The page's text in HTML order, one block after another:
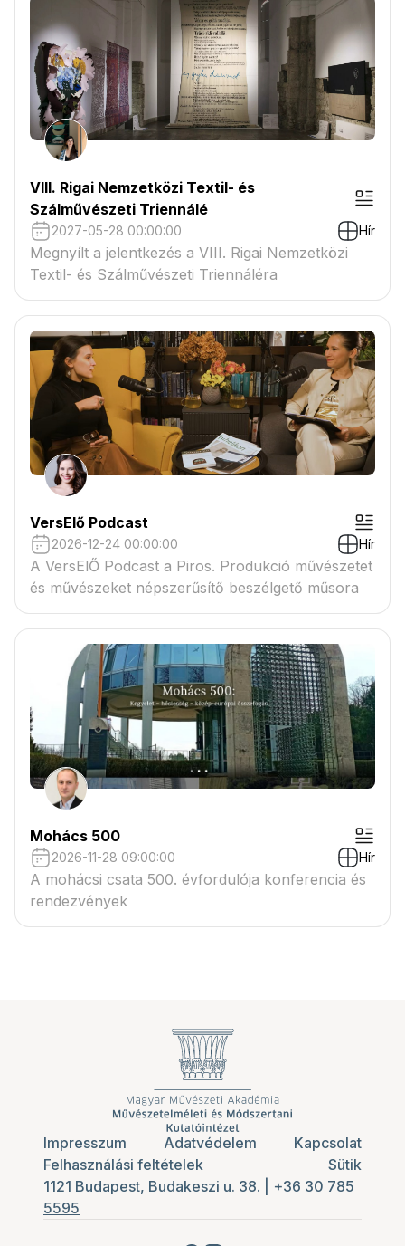
VIII. Rigai Nemzetközi Textil- és
Szálművészeti Triennálé
2027-05-28 00:00:00 Hír
Megnyílt a jelentkezés a VIII. Rigai Nemzetközi
Textil- és Szálművészeti Triennáléra
VersElő Podcast
2026-12-24 00:00:00 Hír
A VersElŐ Podcast a Piros. Produkció művészetet
és művészeket népszerűsítő beszélgető műsora
Mohács 500
2026-11-28 09:00:00 Hír
A mohácsi csata 500. évfordulója konferencia és
rendezvények
Impresszum Adatvédelem
Kapcsolat
Felhasználási feltételek
Sütik
1121 Budapest, Budakeszi u. 38.
+36 30 785
5595